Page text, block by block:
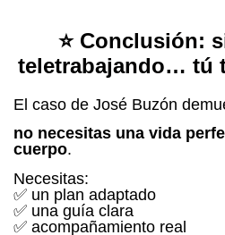
⭐ Conclusión:
teletrabajando… tú
El caso de José Buzón
no necesitas una vida
cuerpo.
Necesitas:
✅ un plan adaptado
✅ una guía clara
✅ acompañamiento real